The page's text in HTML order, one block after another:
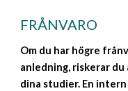
FRÅNVARO
Om du har högre
anledning, riskerar
dina studier. En